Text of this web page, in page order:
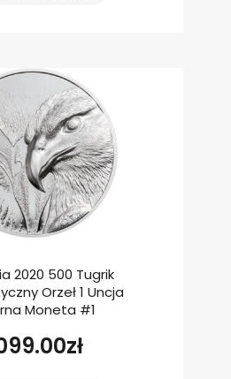
2020 500 Tugrik
Orzeł 1 Uncja
Moneta #1
zł